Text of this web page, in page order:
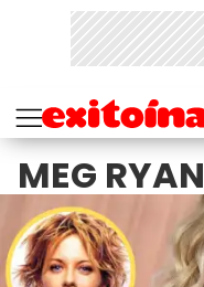
MEG RYAN